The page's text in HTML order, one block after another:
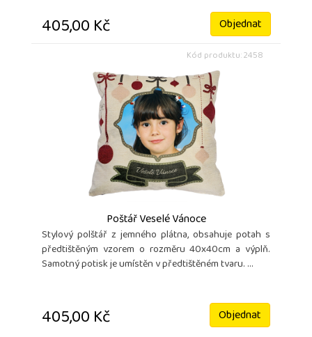
405,00 Kč Objednat
Kód produktu: 2458
Poštář Veselé Vánoce
Stylový polštář z jemného plátna, obsahuje potah s
předtištěným vzorem o rozměru 40x40cm a výplň.
Samotný potisk je umístěn v předtištěném tvaru. ...
405,00 Kč Objednat